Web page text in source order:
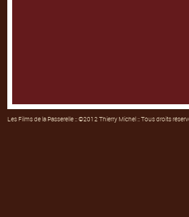
Les Films de la Passerelle:: ©2012 Thierry Michel :: Tous droits